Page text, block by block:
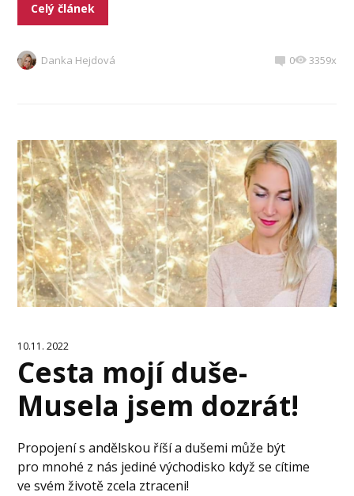
Celý článek
Danka Hejdová 0 3359x
10.11. 2022
Cesta mojí duše-
Musela jsem dozrát!
Propojení s andělskou říší a dušemi může být
pro mnohé z nás jediné východisko když se cítime
ve svém životě zcela ztraceni!